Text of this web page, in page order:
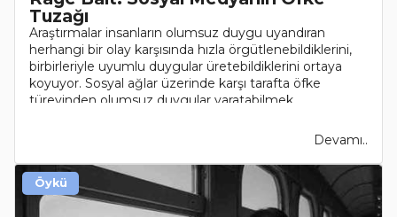
Tuzağı
Araştırmalar insanların olumsuz duygu uyandıran
herhangi bir olay karşısında hızla örgütlenebildiklerini,
birbirleriyle uyumlu duygular üretebildiklerini ortaya
koyuyor. Sosyal ağlar üzerinde karşı tarafta öfke
türevinden olumsuz duygular yaratabilmek
Devamı..
Öykü